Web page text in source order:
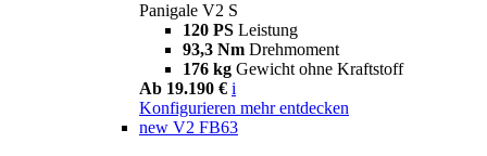
Panigale V2 S
120 PS Leistung
93,3 Nm Drehmoment
176 kg Gewicht ohne Kraftstoff
Ab 19.190 € i
Konfigurieren mehr entdecken
new V2 FB63